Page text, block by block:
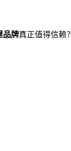
品牌真正值得信赖